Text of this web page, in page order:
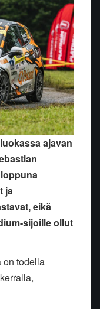
ajavan
ja
eikä
sijoille ollut
on todella